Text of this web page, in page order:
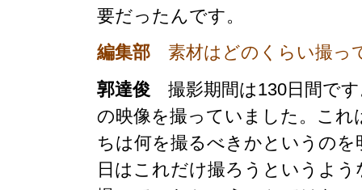
要だったんです。
編集部 素材はどのくらい撮っ
郭達俊 撮影期間は130日間で
の映像を撮っていました。こ
ちは何を撮るべきかというの
日はこれだけ撮ろうというよ